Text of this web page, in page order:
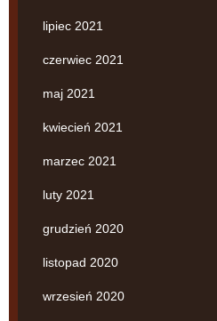
lipiec 2021
czerwiec 2021
maj 2021
kwiecień 2021
marzec 2021
luty 2021
grudzień 2020
listopad 2020
wrzesień 2020